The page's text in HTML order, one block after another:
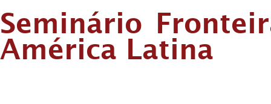
Seminário
América Latina